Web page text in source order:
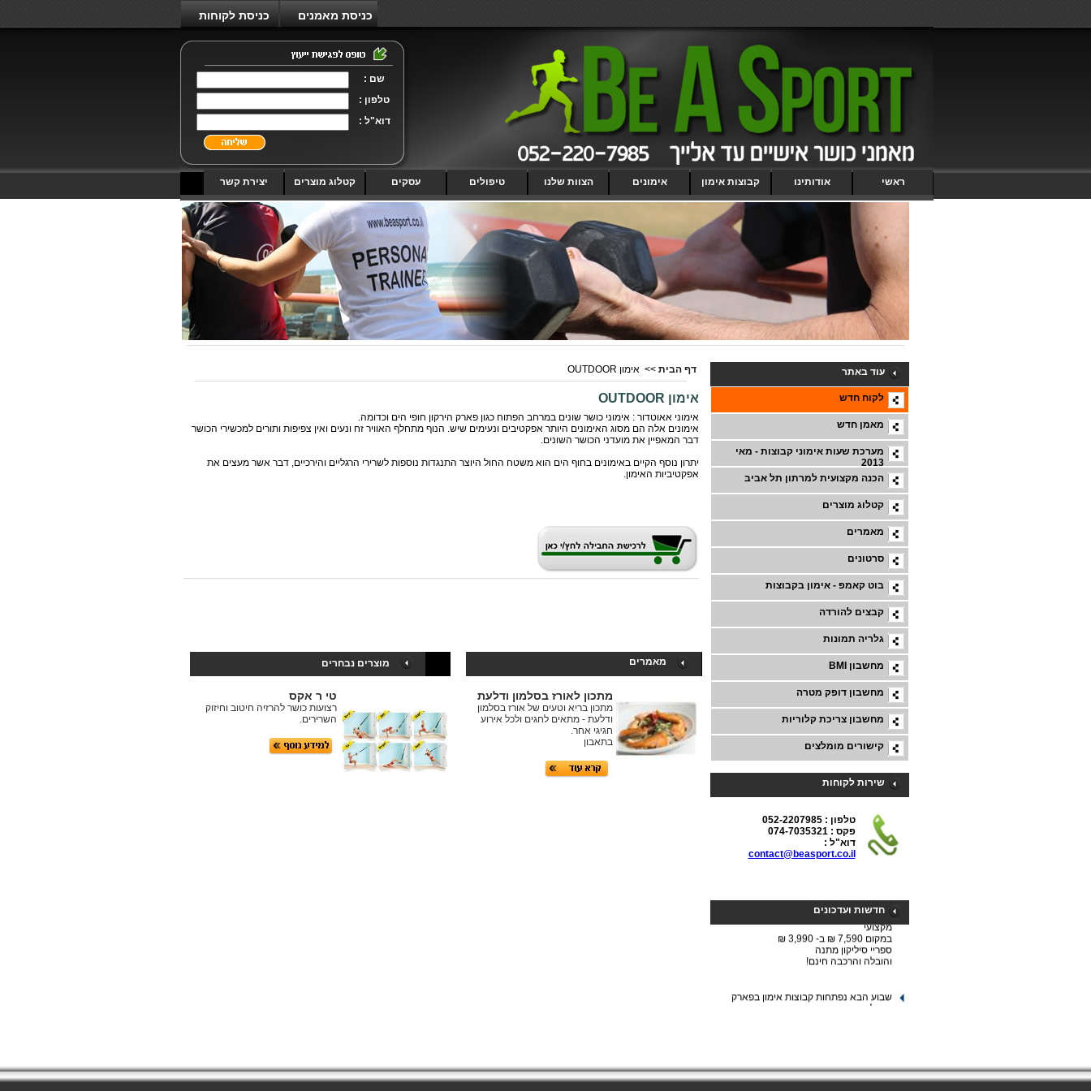
שם :
טלפון :
דוא"ל :
כניסת לקוחות כניסת מאמנים
ראשי אודותינו קבוצות אימון אימונים הצוות שלנו טיפולים עסקים קטלוג מוצרים יצירת קשר
דף הבית >>אימון OUTDOOR
אימון OUTDOOR
אימוני אאוטדור : אימוני כושר שונים במרחב הפתוח כגון פארק הירקון חופי הים וכדומה.
אימונים אלה הם מסוג האימונים היותר אפקטיבים ונעימים שיש. הנוף מתחלף האוויר זח ונעים ואין צפיפות ותורים למכשירי הכושר
דבר המאפיין את מועדני הכושר השונים.
יתרון נוסף הקיים באימונים בחוף הים הוא משטח החול היוצר התנגדות נוספות לשרירי הרגליים והירכיים, דבר אשר מעצים את
אפקטיביות האימון.
מוצרים נבחרים
טי ר אקס
רצועות כושר להרזיה חיטוב וחיזוק
השרירים.
מאמרים
מתכון לאורז בסלמון ודלעת
מתכון בריא וטעים של אורז בסלמון
ודלעת - מתאים לחגים ולכל אירוע
חגיגי אחר.
בתאבון
עוד באתר
לקוח חדש
מאמן חדש
מערכת שעות אימוני קבוצות - מאי
2013
הכנה מקצועית למרתון תל אביב
קטלוג מוצרים
מאמרים
סרטונים
בוט קאמפ - אימון בקבוצות
קבצים להורדה
גלריה תמונות
מחשבון BMI
מחשבון דופק מטרה
מחשבון צריכת קלוריות
קישורים מומלצים
שירות לקוחות
טלפון : 052-2207985
פקס : 074-7035321
דוא"ל :
contact@beasport.co.il
חדשות ועדכונים
מקצועי
במקום 7,590 ₪ ב- 3,990 ₪
ספריי סיליקון מתנה
והובלה והרכבה חינם!
הרצליה.
בספורטק בשעה 1900
חצי שעה ראשונה טכניקה וחימום ואז